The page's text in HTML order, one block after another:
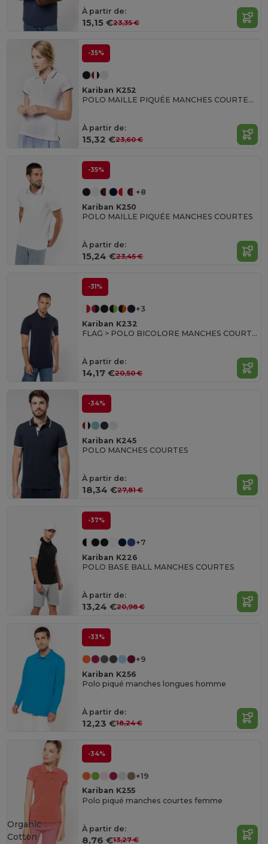
À partir de:
15,15 €23,35 €
-35%
Kariban K252
POLO MAILLE PIQUÉE MANCHES COURTES FEMME
À partir de:
15,32 €23,60 €
-35%
+8
Kariban K250
POLO MAILLE PIQUÉE MANCHES COURTES
À partir de:
15,24 €23,45 €
-31%
+3
Kariban K232
FLAG > POLO BICOLORE MANCHES COURTES
À partir de:
14,17 €20,50 €
-34%
Kariban K245
POLO MANCHES COURTES
À partir de:
18,34 €27,81 €
-37%
+7
Kariban K226
POLO BASE BALL MANCHES COURTES
À partir de:
13,24 €20,98 €
-33%
+9
Kariban K256
Polo piqué manches longues homme
À partir de:
12,23 €18,24 €
-34%
+19
Kariban K255
Polo piqué manches courtes femme
À partir de:
8,76 €13,27 €
Organic
Cotton